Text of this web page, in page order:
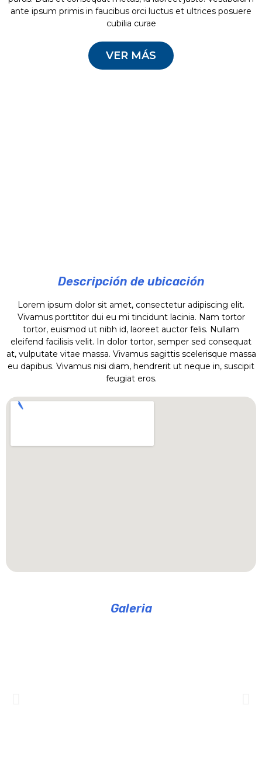
ante ipsum primis in faucibus orci luctus et ultrices posuere
cubilia curae
VER MÁS
Descripción de ubicación
Lorem ipsum dolor sit amet, consectetur adipiscing elit.
Vivamus porttitor dui eu mi tincidunt lacinia. Nam tortor
tortor, euismod ut nibh id, laoreet auctor felis. Nullam
eleifend facilisis velit. In dolor tortor, semper sed consequat
at, vulputate vitae massa. Vivamus sagittis scelerisque massa
eu dapibus. Vivamus nisi diam, hendrerit ut neque in, suscipit
feugiat eros.
Galeria